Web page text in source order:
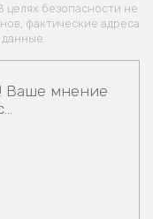
целях безопасности не
фактические адреса